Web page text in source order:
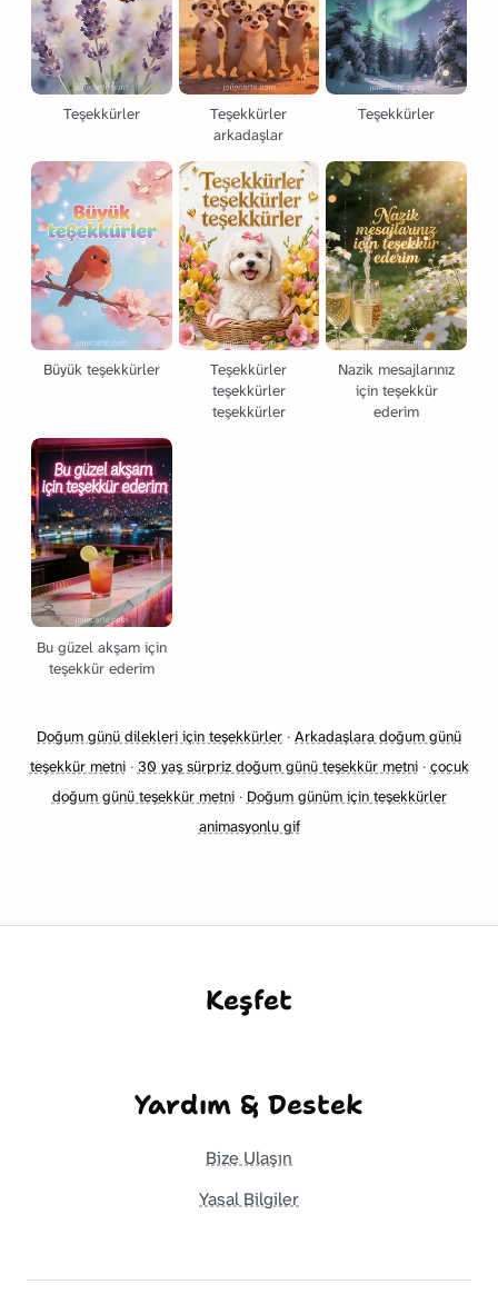
Teşekkürler
Teşekkürler
arkadaşlar
Teşekkürler
Büyük teşekkürler
Teşekkürler
teşekkürler
teşekkürler
Nazik mesajlarınız
için teşekkür
ederim
Bu güzel akşam için
teşekkür ederim
Doğum günü dilekleri için teşekkürler · Arkadaşlara doğum günü
teşekkür metni· 30 yaş sürpriz doğum günü teşekkür metni· çocuk
doğum günü teşekkür metni· Doğum günüm için teşekkürler
animasyonlu gif
Keşfet
Yardım & Destek
Bize Ulaşın
Yasal Bilgiler